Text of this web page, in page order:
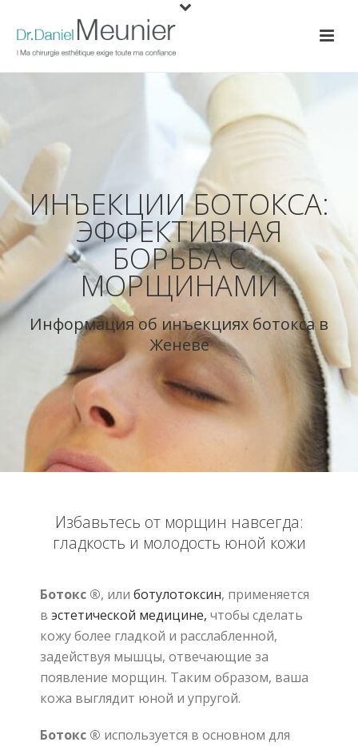
ИНЪЕКЦИИ БОТОКСА:
ЭФФЕКТИВНАЯ
БОРЬБА С
МОРЩИНАМИ
Информация об инъекциях ботокса в
Женеве
Избавьтесь от морщин навсегда:
гладкость и молодость юной кожи
Ботокс ®, или ботулотоксин, применяется
в эстетической медицине, чтобы сделать
кожу более гладкой и расслабленной,
задействуя мышцы, отвечающие за
появление морщин. Таким образом, ваша
кожа выглядит юной и упругой.
Ботокс ® используется в основном для